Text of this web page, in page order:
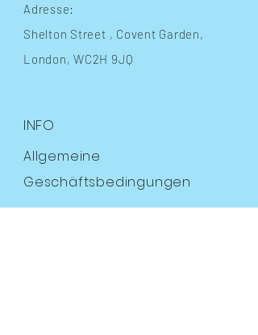
Adresse:
Shelton Street , Covent Garden,
London, WC2H 9JQ
INFO
Allgemeine
Geschäftsbedingungen